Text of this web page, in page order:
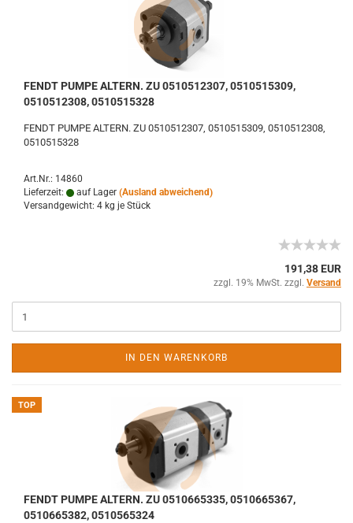
FENDT PUMPE ALTERN. ZU 0510512307, 0510515309,
0510512308, 0510515328
FENDT PUMPE ALTERN. ZU 0510512307, 0510515309, 0510512308,
0510515328
Art.Nr.: 14860
Lieferzeit:
auf Lager (Ausland abweichend)
Versandgewicht: 4 kg je Stück
191,38 EUR
zzgl. 19% MwSt. zzgl. Versand
IN DEN WARENKORB
TOP
FENDT PUMPE ALTERN. ZU 0510665335, 0510665367,
0510665382, 0510565324